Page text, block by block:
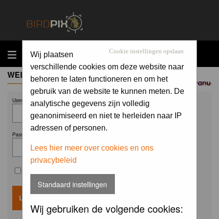
MENU
Sponsored by
Cookie instellingen opslaan
Wij plaatsen
verschillende cookies om deze website naar
behoren te laten functioneren en om het
gebruik van de website te kunnen meten. De
analytische gegevens zijn volledig
geanonimiseerd en niet te herleiden naar IP
adressen of personen.
Lees hier meer over cookies en ons
privacybeleid
Standaard instellingen
Wij gebruiken de volgende cookies:
WELCOME GUEST
Username:
Password: